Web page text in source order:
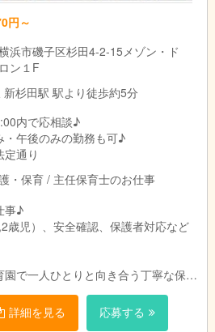
円～
浜市磯子区杉田4-2-15メゾン・ド
ン１F
新杉田駅 駅より徒歩約5分
内で応相談♪
・午後のみの勤務も可♪
定通り
・保育 / 主任保育士のお仕事
事♪
歳児）、安全確認、保護者対応など
で一人ひとりと向き合う丁寧な保育
イアングルで子どもたちの成長を見守
しています。
詳細を見る 応募する